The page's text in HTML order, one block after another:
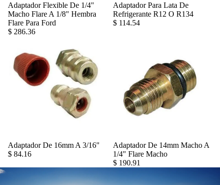
Agregar
Adaptador Flexible De 1/4"
Macho Flare A 1/8" Hembra
Flare Para Ford
$ 286.36
Adaptador Para Lata De
Refrigerante R12 O R134
$ 114.54
Agregar
Adaptador De 16mm A 3/16"
$ 84.16
Adaptador De 14mm Macho A
1/4" Flare Macho
$ 190.91